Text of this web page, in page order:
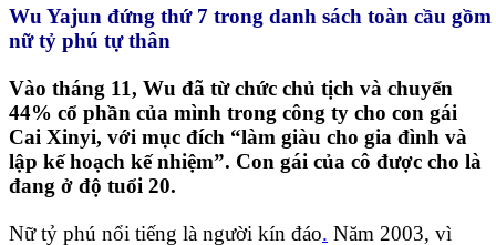
Wu Yajun đứng thứ 7 trong danh sách toàn cầu gồm
nữ tỷ phú tự thân
Vào tháng 11, Wu đã từ chức chủ tịch và chuyển
44% cổ phần của mình trong công ty cho con gái
Cai Xinyi, với mục đích “làm giàu cho gia đình và
lập kế hoạch kế nhiệm”. Con gái của cô được cho là
đang ở độ tuổi 20.
Nữ tỷ phú nổi tiếng là người kín đáo. Năm 2003, vì